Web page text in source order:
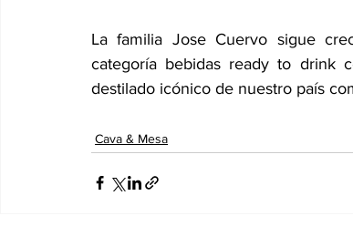
La familia Jose Cuervo sigue
categoría bebidas ready to drink
destilado icónico de nuestro país
Cava & Mesa